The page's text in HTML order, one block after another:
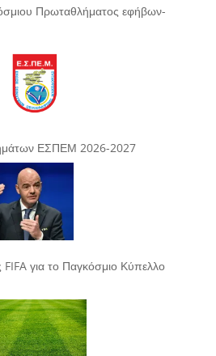
Πρωταθλήματος εφήβων-
ΕΣΠΕΜ 2026-2027
FIFA για το Παγκόσμιο Κύπελλο